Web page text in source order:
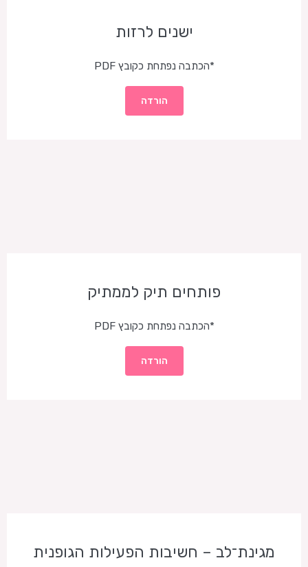
ישנים לרזות
*הכתבה נפתחת כקובץ PDF
הורדה
פותחים תיק לממתיק
*הכתבה נפתחת כקובץ PDF
הורדה
מגינת־לב – חשיבות הפעילות הגופנית